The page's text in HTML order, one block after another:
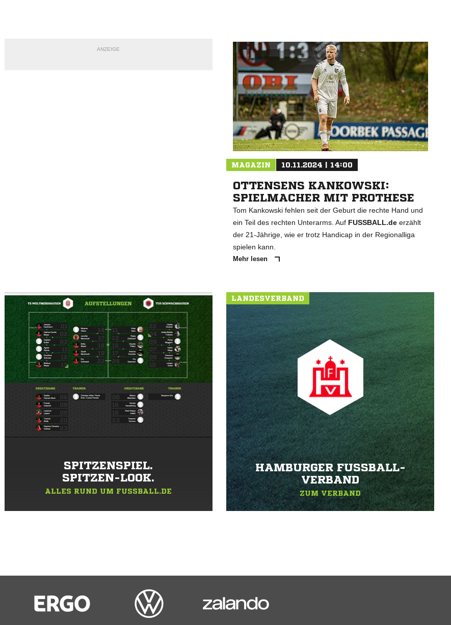
ANZEIGE
MAGAZIN 10.11.2024 | 14:00
OTTENSENS KANKOWSKI:
SPIELMACHER MIT PROTHESE
Tom Kankowski fehlen seit der Geburt die rechte Hand und
ein Teil des rechten Unterarms. Auf FUSSBALL.de erzählt
der 21-Jährige, wie er trotz Handicap in der Regionalliga
spielen kann.
Mehr lesen
SPITZENSPIEL.
SPITZEN-LOOK.
ALLES RUND UM FUSSBALL.DE
LANDESVERBAND
HAMBURGER FUSSBALL-V
ERBAND
ZUM VERBAND